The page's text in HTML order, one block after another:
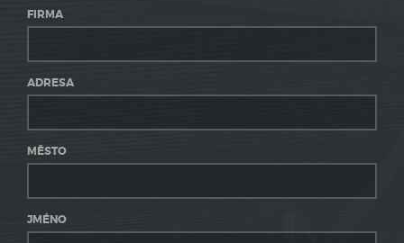
FIRMA
ADRESA
MĚSTO
JMÉNO